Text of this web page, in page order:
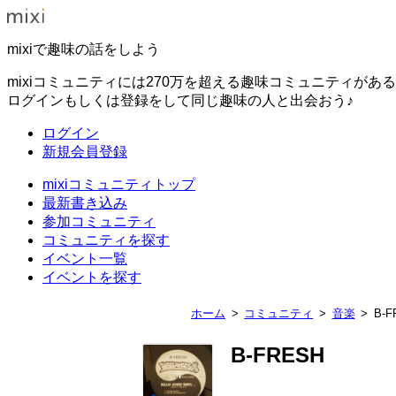
mixiで趣味の話をしよう
mixiコミュニティには270万を超える趣味コミュニティがある
ログインもしくは登録をして同じ趣味の人と出会おう♪
ログイン
新規会員登録
mixiコミュニティトップ
最新書き込み
参加コミュニティ
コミュニティを探す
イベント一覧
イベントを探す
ホーム コミュニティ 音楽 B-
B-FRESH